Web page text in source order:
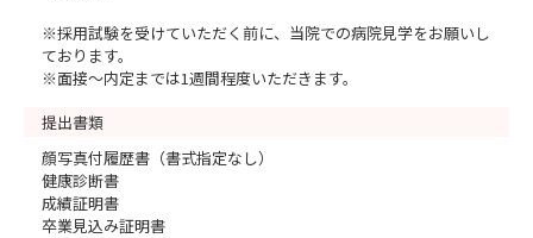
※採用試験を受けていただく前に、当院での病院見学をお願いし
ております。
※面接～内定までは1週間程度いただきます。
提出書類
顔写真付履歴書（書式指定なし）
健康診断書
成績証明書
卒業見込み証明書